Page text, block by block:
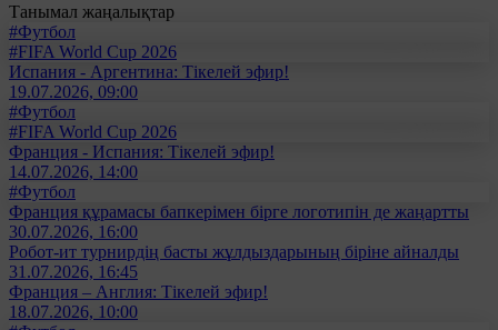
Танымал жаңалықтар
#Футбол
#FIFA World Cup 2026
Испания - Аргентина: Тікелей эфир!
19.07.2026, 09:00
#Футбол
#FIFA World Cup 2026
Франция - Испания: Тікелей эфир!
14.07.2026, 14:00
#Футбол
Франция құрамасы бапкерімен бірге логотипін де жаңартты
30.07.2026, 16:00
Робот-ит турнирдің басты жұлдыздарының біріне айналды
31.07.2026, 16:45
Франция – Англия: Тікелей эфир!
18.07.2026, 10:00